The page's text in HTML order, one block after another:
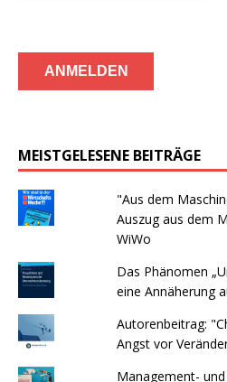
MEISTGELESENE BEITRÄGE
"Aus dem
Auszug aus dem
WiWo
Das Phänomen
eine Annäherung
Autorenbeitrag:
Angst vor
Management-